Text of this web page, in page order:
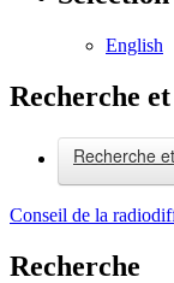
English
Recherche
Recherche
Conseil de la
Recherche